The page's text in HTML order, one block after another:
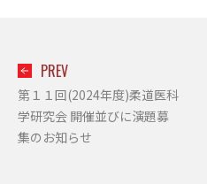
PREV
第１１回(2024年度)柔道医科
学研究会 開催並びに演題募
集のお知らせ